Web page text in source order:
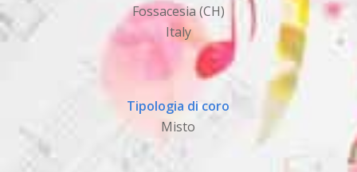
Fossacesia (CH)
Italy
Tipologia di coro
Misto